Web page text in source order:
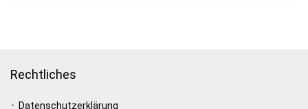
Rechtliches
Datenschutzerklärung